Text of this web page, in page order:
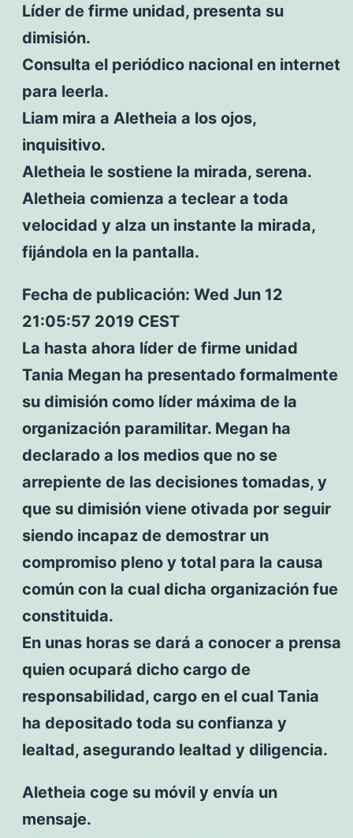
Líder de firme unidad, presenta su
dimisión.
Consulta el periódico nacional en internet
para leerla.
Liam mira a Aletheia a los ojos,
inquisitivo.
Aletheia le sostiene la mirada, serena.
Aletheia comienza a teclear a toda
velocidad y alza un instante la mirada,
fijándola en la pantalla.
Fecha de publicación: Wed Jun 12
21:05:57 2019 CEST
La hasta ahora líder de firme unidad
Tania Megan ha presentado formalmente
su dimisión como líder máxima de la
organización paramilitar. Megan ha
declarado a los medios que no se
arrepiente de las decisiones tomadas, y
que su dimisión viene otivada por seguir
siendo incapaz de demostrar un
compromiso pleno y total para la causa
común con la cual dicha organización fue
constituida.
En unas horas se dará a conocer a prensa
quien ocupará dicho cargo de
responsabilidad, cargo en el cual Tania
ha depositado toda su confianza y
lealtad, asegurando lealtad y diligencia.
Aletheia coge su móvil y envía un
mensaje.